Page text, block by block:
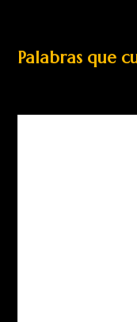
Palabras que